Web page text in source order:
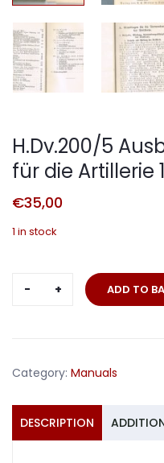
H.Dv.200/5
für die Artillerie
€35,00
1 in stock
H.Dv.200/5
1937
ADD TO
Category: Manuals
DESCRIPTION